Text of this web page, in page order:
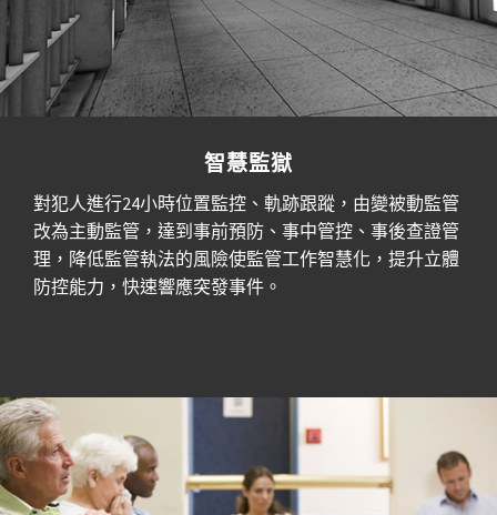
智慧監獄
對犯人進行24小時位置監控、軌跡跟蹤，由變被動監管
改為主動監管，達到事前預防、事中管控、事後查證管
理，降低監管執法的風險使監管工作智慧化，提升立體
防控能力，快速響應突發事件。